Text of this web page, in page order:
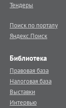
Тендеры
Поиск по порталу
Яндекс.Поиск
Библиотека
Правовая база
Налоговая база
Выставки
Интервью